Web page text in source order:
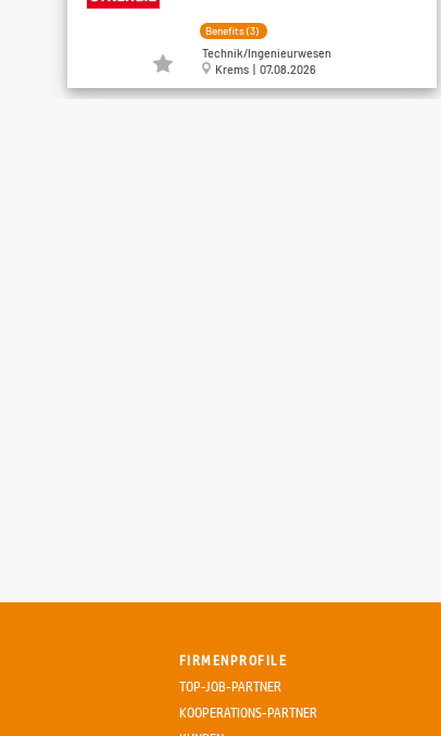
Benefits (3)
Technik/Ingenieurwesen
Krems | 07.08.2026
Technik/Ingenieurwesen
Med. Masseur:in / Heilmasseur:in
Moorheilbad Harbach
FIRMENPROFILE
TOP-JOB-PARTNER
KOOPERATIONS-PARTNER